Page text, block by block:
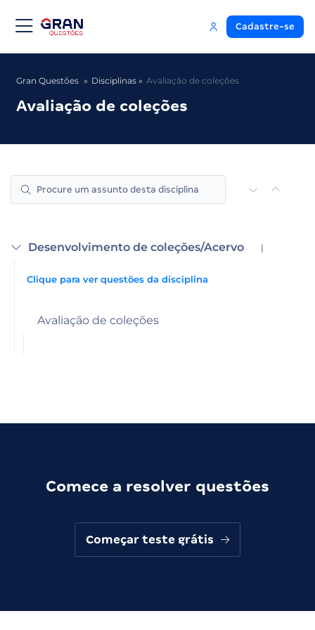
Cadastre-se
Gran Questões Disciplinas Avaliação de coleções
Avaliação de coleções
Desenvolvimento de coleções/Acervo |
Clique para ver questões da disciplina
Avaliação de coleções
Comece a resolver questões
Começar teste grátis